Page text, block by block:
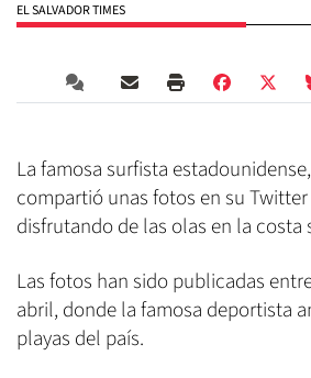
EL SALVADOR TIMES
La famosa surfista
compartió unas fotos en su
disfrutando de las olas en la costa
Las fotos han sido publicadas
abril, donde la famosa deportista
playas del país.